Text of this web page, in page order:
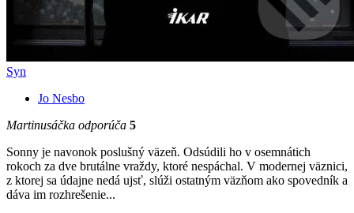
Syn
Jo Nesbo
Martinusáčka odporúča 5
Sonny je navonok poslušný väzeň. Odsúdili ho v osemnátich
rokoch za dve brutálne vraždy, ktoré nespáchal. V modernej väznici,
z ktorej sa údajne nedá ujsť, slúži ostatným väzňom ako spovedník a
dáva im rozhrešenie...